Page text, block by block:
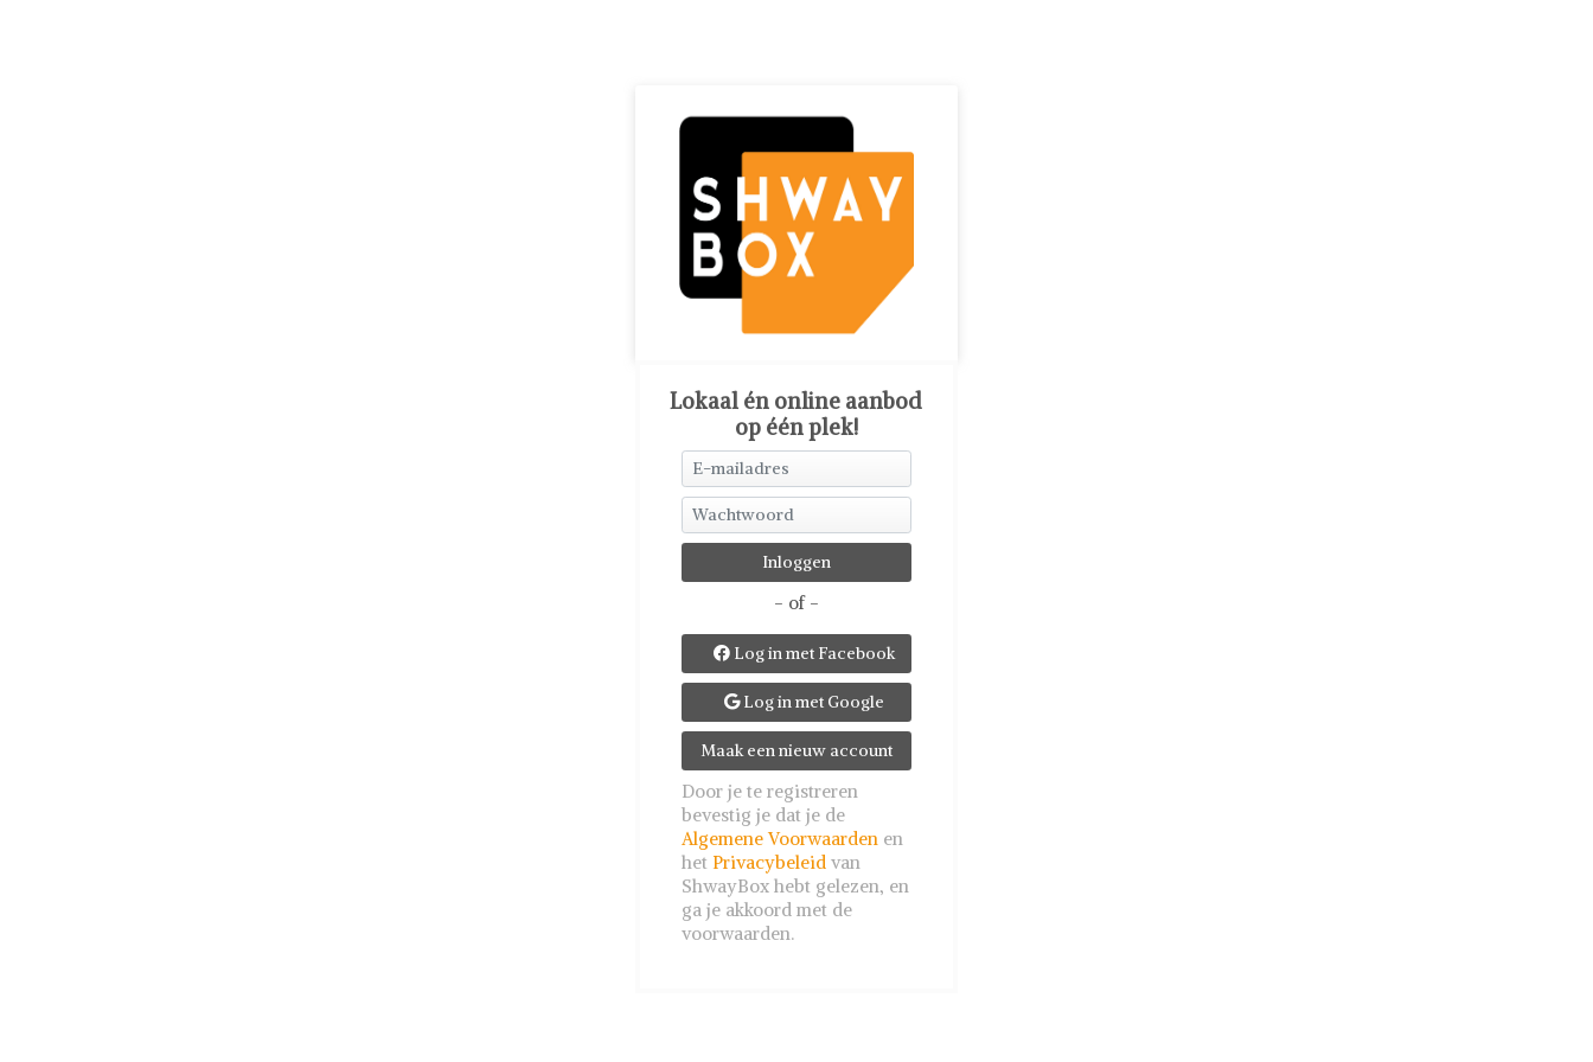
Lokaal én online aanbod
op één plek!
- of -
 Log in met Facebook
Log in met Google
Maak een nieuw account
Door je te registreren
bevestig je dat je de
Algemene Voorwaarden en
het Privacybeleid van
ShwayBox hebt gelezen, en
ga je akkoord met de
voorwaarden.